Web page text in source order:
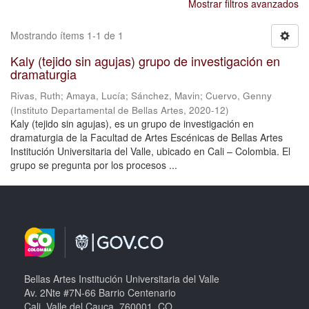
Mostrar filtros avanzados
Mostrando ítems 1-1 de 1
Kaly (tejido sin agujas) grupo de investigación en
dramaturgia
Rivas, Ruth; Amaya, Lucía; Sánchez, Mavin; Cuervo, Genny
(Instituto Departamental de Bellas Artes, 2020-12)
Kaly (tejido sin agujas), es un grupo de investigación en
dramaturgia de la Facultad de Artes Escénicas de Bellas Artes
Institución Universitaria del Valle, ubicado en Cali – Colombia. El
grupo se pregunta por los procesos ...
Bellas Artes Institución Universitaria del Valle
Av. 2Nte #7N-66 Barrio Centenario
Cali, Valle del Cauca, 760001, CO